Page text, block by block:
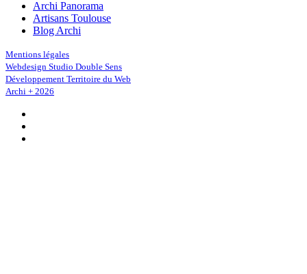
Archi Panorama
Artisans Toulouse
Blog Archi
Mentions légales
Webdesign Studio Double Sens
Développement Territoire du Web
Archi + 2026